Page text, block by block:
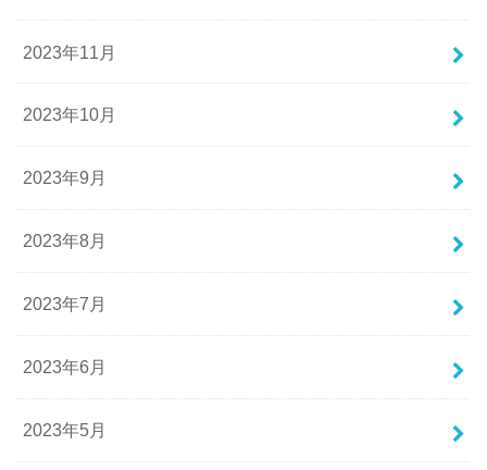
2023年11月
2023年10月
2023年9月
2023年8月
2023年7月
2023年6月
2023年5月